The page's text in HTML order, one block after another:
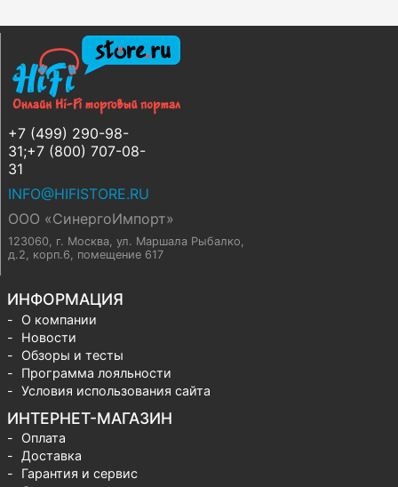
+7 (499) 290-98-
31;+7 (800) 707-08-
31
INFO@HIFISTORE.RU
ООО «СинергоИмпорт»
123060, г. Москва, ул. Маршала Рыбалко,
д.2, корп.6, помещение 617
ИНФОРМАЦИЯ
О компании
Новости
Обзоры и тесты
Программа лояльности
Условия использования сайта
ИНТЕРНЕТ-МАГАЗИН
Оплата
Доставка
Гарантия и сервис